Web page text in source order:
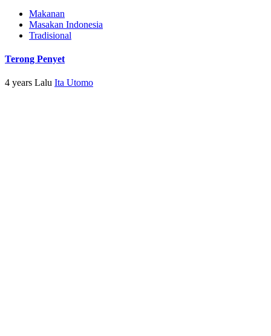
Makanan
Masakan Indonesia
Tradisional
Terong Penyet
4 years Lalu Ita Utomo